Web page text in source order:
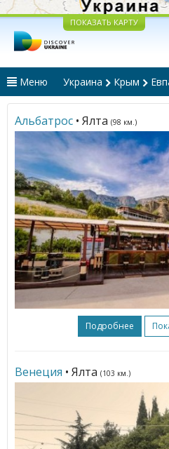
ПОКАЗАТЬ КАРТУ
Меню Украина Крым
Альбатрос • Ялта (98 км.)
Подробнее
Венеция • Ялта (103 км.)